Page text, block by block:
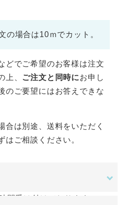
の場合は10ｍでカット。
どでご希望のお客様は注文
上、 ご注文と同時にお申し
のご要望にはお答えできな
合は別途、送料をいただく
はご相談ください。
間受け付けております。